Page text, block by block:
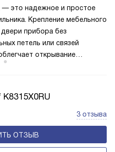
— это надежное и простое
Крепление мебельного
прибора без
петель или связей
открывание
износа. Кроме того, это
открывания двери, делая
максимально
3 отзыва
ОТЗЫВ